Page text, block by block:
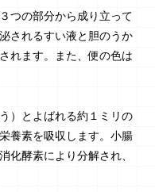
の部分から成り立って
されるすい液と胆のうか
れます。また、便の色は
）とよばれる約１ミリの
養素を吸収します。小腸
化酵素により分解され、